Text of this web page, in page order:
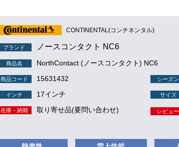
CONTINENTAL(コンチネンタル)
ブランド ノースコンタクト NC6
商品名 NorthContact (ノースコンタクト) NC6
商品コード 15631432 シーズン
インチ 17インチ サイズ
在庫・納期 取り寄せ品(要問い合わせ) レビュー